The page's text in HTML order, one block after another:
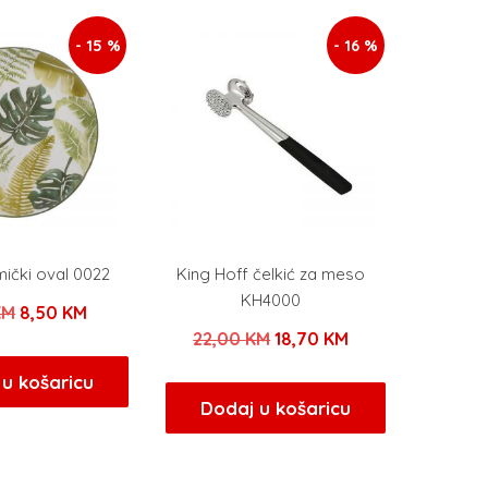
- 15 %
oval 0022
Izvorna
bila
je:
8,50 KM
je:
8,50 KM.
košaricu
- 16 %
King Hoff čelkić za meso
KH4000
22,00KMIzvorna
bila
je:
18,70 KM
je:
18,70 KM.
Dodaj u košaricu